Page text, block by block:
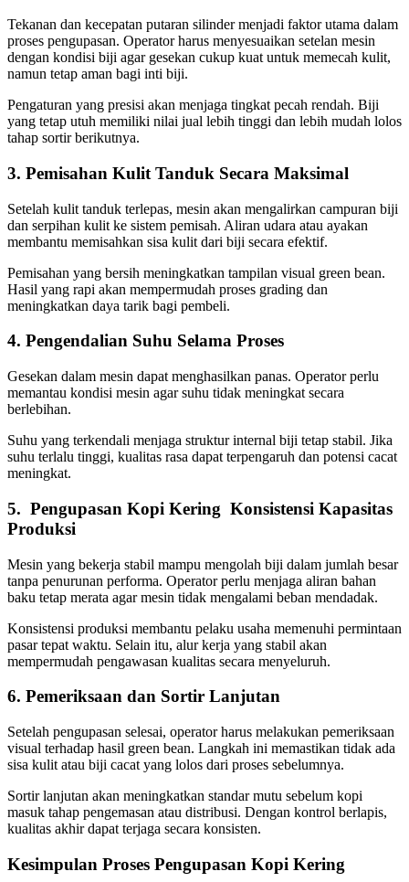
Tekanan dan kecepatan putaran silinder menjadi faktor utama dalam
proses pengupasan. Operator harus menyesuaikan setelan mesin
dengan kondisi biji agar gesekan cukup kuat untuk memecah kulit,
namun tetap aman bagi inti biji.
Pengaturan yang presisi akan menjaga tingkat pecah rendah. Biji
yang tetap utuh memiliki nilai jual lebih tinggi dan lebih mudah lolos
tahap sortir berikutnya.
3. Pemisahan Kulit Tanduk Secara Maksimal
Setelah kulit tanduk terlepas, mesin akan mengalirkan campuran biji
dan serpihan kulit ke sistem pemisah. Aliran udara atau ayakan
membantu memisahkan sisa kulit dari biji secara efektif.
Pemisahan yang bersih meningkatkan tampilan visual green bean.
Hasil yang rapi akan mempermudah proses grading dan
meningkatkan daya tarik bagi pembeli.
4. Pengendalian Suhu Selama Proses
Gesekan dalam mesin dapat menghasilkan panas. Operator perlu
memantau kondisi mesin agar suhu tidak meningkat secara
berlebihan.
Suhu yang terkendali menjaga struktur internal biji tetap stabil. Jika
suhu terlalu tinggi, kualitas rasa dapat terpengaruh dan potensi cacat
meningkat.
5. Pengupasan Kopi Kering Konsistensi Kapasitas
Produksi
Mesin yang bekerja stabil mampu mengolah biji dalam jumlah besar
tanpa penurunan performa. Operator perlu menjaga aliran bahan
baku tetap merata agar mesin tidak mengalami beban mendadak.
Konsistensi produksi membantu pelaku usaha memenuhi permintaan
pasar tepat waktu. Selain itu, alur kerja yang stabil akan
mempermudah pengawasan kualitas secara menyeluruh.
6. Pemeriksaan dan Sortir Lanjutan
Setelah pengupasan selesai, operator harus melakukan pemeriksaan
visual terhadap hasil green bean. Langkah ini memastikan tidak ada
sisa kulit atau biji cacat yang lolos dari proses sebelumnya.
Sortir lanjutan akan meningkatkan standar mutu sebelum kopi
masuk tahap pengemasan atau distribusi. Dengan kontrol berlapis,
kualitas akhir dapat terjaga secara konsisten.
Kesimpulan Proses Pengupasan Kopi Kering